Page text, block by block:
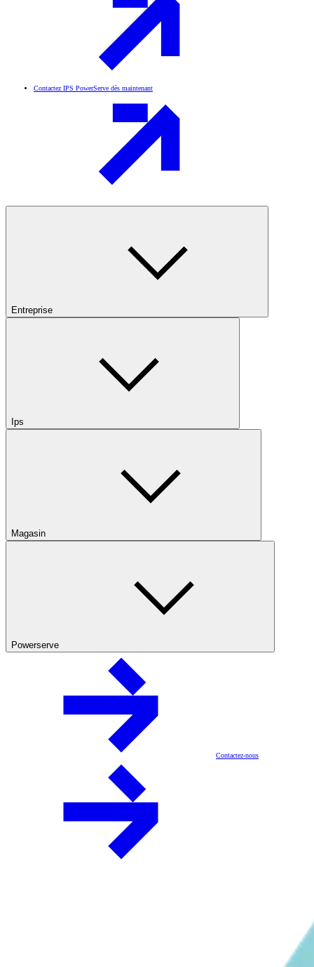
Contactez IPS PowerServe dès maintenant
Entreprise
Ips
Magasin
Powerserve
Contactez-nous